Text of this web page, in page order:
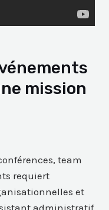
mission
team
requiert
et
administratif